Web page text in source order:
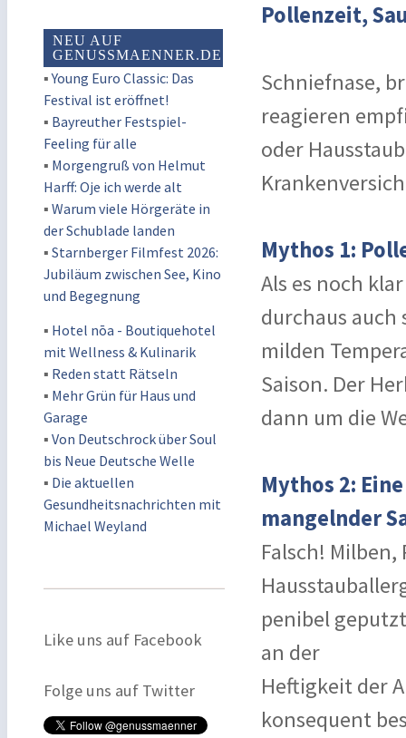
NEU AUF
GENUSSMAENNER.DE
▪Young Euro Classic: Das
Festival ist eröffnet!
▪ Bayreuther Festspiel-
Feeling für alle
▪ Morgengruß von Helmut
Harff: Oje ich werde alt
▪ Warum viele Hörgeräte in
der Schublade landen
▪ Starnberger Filmfest 2026:
Jubiläum zwischen See, Kino
und Begegnung
▪ Hotel nōa - Boutiquehotel
mit Wellness & Kulinarik
▪ Reden statt Rätseln
▪ Mehr Grün für Haus und
Garage
▪ Von Deutschrock über Soul
bis Neue Deutsche Welle
▪ Die aktuellen
Gesundheitsnachrichten mit
Michael Weyland
Like uns auf Facebook
Folge uns auf Twitter
Pollenzeit,
Schniefnase,
reagieren
oder
Mythos 1:
Als es noch
durchaus auch
milden
Saison. Der
dann um die
Mythos 2:
mangelnder
Falsch!
penibel
an der
Heftigkeit der
konsequent